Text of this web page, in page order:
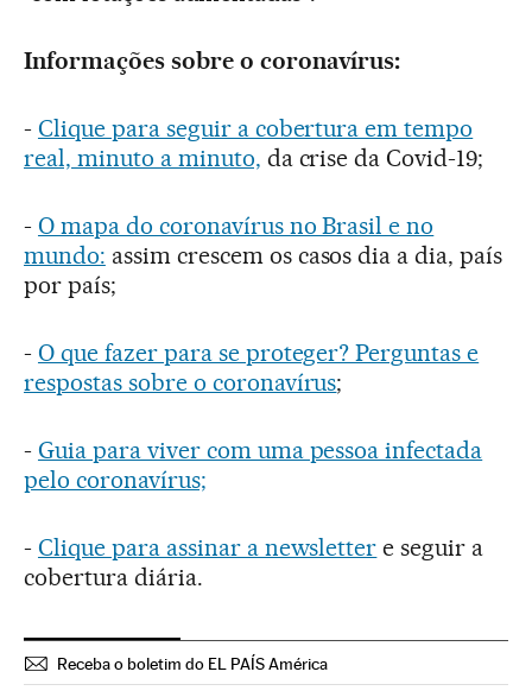
Informações sobre o coronavírus:
- Clique para seguir a cobertura em tempo
real, minuto a minuto, da crise da Covid-19;
- O mapa do coronavírus no Brasil e no
mundo: assim crescem os casos dia a dia, país
por país;
- O que fazer para se proteger? Perguntas e
respostas sobre o coronavírus;
- Guia para viver com uma pessoa infectada
pelo coronavírus;
- Clique para assinar a newsletter e seguir a
cobertura diária.
Receba o boletim do EL PAÍS América